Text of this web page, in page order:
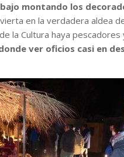
montando los
en la verdadera aldea
la Cultura haya
ver oficios casi en